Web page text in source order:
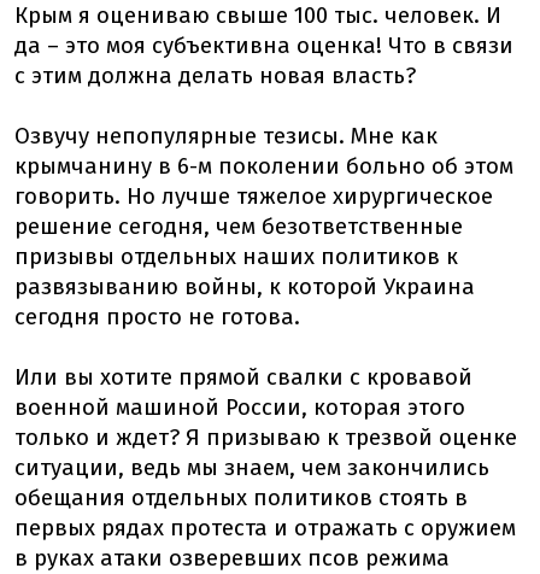
Крым я оцениваю свыше 100 тыс. человек. И
да – это моя субъективна оценка! Что в связи
с этим должна делать новая власть?
Озвучу непопулярные тезисы. Мне как
крымчанину в 6-м поколении больно об этом
говорить. Но лучше тяжелое хирургическое
решение сегодня, чем безответственные
призывы отдельных наших политиков к
развязыванию войны, к которой Украина
сегодня просто не готова.
Или вы хотите прямой свалки с кровавой
военной машиной России, которая этого
только и ждет? Я призываю к трезвой оценке
ситуации, ведь мы знаем, чем закончились
обещания отдельных политиков стоять в
первых рядах протеста и отражать с оружием
в руках атаки озверевших псов режима